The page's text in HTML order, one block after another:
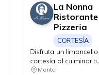
La Nonna
Ristorante
Pizzeria
CORTESÍA
Disfruta un
cortesía al culminar
haz que tu velada
Manta